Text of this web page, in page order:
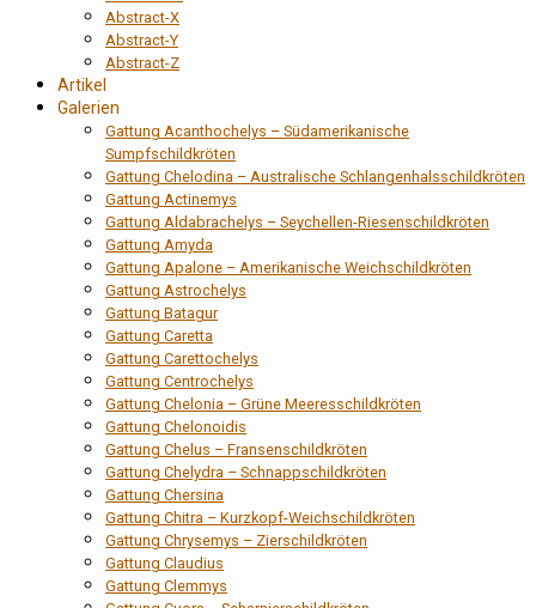
Abstract-X
Abstract-Y
Abstract-Z
Artikel
Galerien
Gattung Acanthochelys – Südamerikanische
Sumpfschildkröten
Gattung Chelodina – Australische Schlangenhalsschildkröten
Gattung Actinemys
Gattung Aldabrachelys – Seychellen-Riesenschildkröten
Gattung Amyda
Gattung Apalone – Amerikanische Weichschildkröten
Gattung Astrochelys
Gattung Batagur
Gattung Caretta
Gattung Carettochelys
Gattung Centrochelys
Gattung Chelonia – Grüne Meeresschildkröten
Gattung Chelonoidis
Gattung Chelus – Fransenschildkröten
Gattung Chelydra – Schnappschildkröten
Gattung Chersina
Gattung Chitra – Kurzkopf-Weichschildkröten
Gattung Chrysemys – Zierschildkröten
Gattung Claudius
Gattung Clemmys